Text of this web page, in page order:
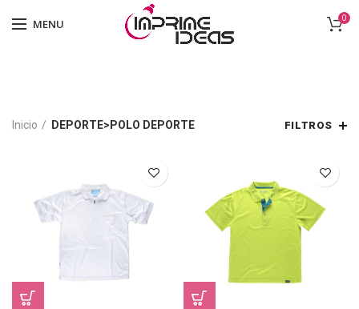
MENU 0
Inicio DEPORTE>POLO DEPORTE FILTROS